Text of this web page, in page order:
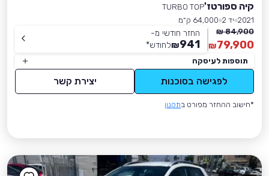
קיה ספורטז'TURBO TOP
2021 יד 2
64,000 ק״מ
84,900 ₪
79,900
₪
החזר חודשי מ-
941
₪לחודש*
תוספות לעיסקה
לפגישה בסוכנות יצירת קשר
*חישוב ההחזר מפורט בתקנון